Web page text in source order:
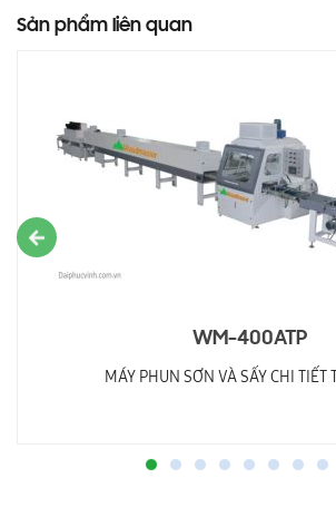
Sản phẩm liên quan
WM-400ATP
MÁY PHUN SƠN VÀ SẤY CHI TIẾT